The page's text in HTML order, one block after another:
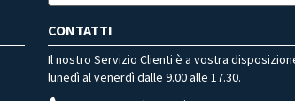
CONTATTI
Il nostro Servizio Clienti è a vostra
lunedì al venerdì dalle 9.00 alle 17.30.